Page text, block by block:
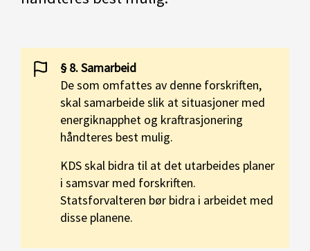
§ 8. Samarbeid
De som omfattes av denne forskriften,
skal samarbeide slik at situasjoner med
energiknapphet og kraftrasjonering
håndteres best mulig.
KDS skal bidra til at det utarbeides planer
i samsvar med forskriften.
Statsforvalteren bør bidra i arbeidet med
disse planene.